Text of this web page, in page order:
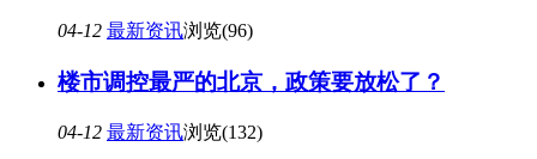
04-12 最新资讯浏览(96)
楼市调控最严的北京，政策要放松了？
04-12 最新资讯浏览(132)